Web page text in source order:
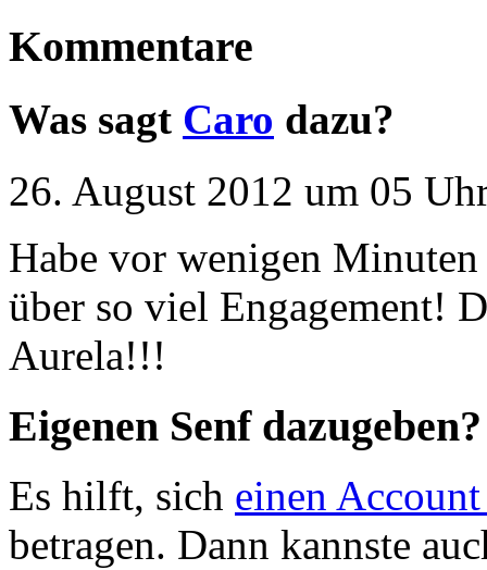
Kommentare
Was sagt Caro dazu?
26. August 2012 um 05
Habe vor wenigen
über so viel Engagement!
Aurela!!!
Eigenen Senf dazugeben?
Es hilft, sich einen
betragen. Dann kannste